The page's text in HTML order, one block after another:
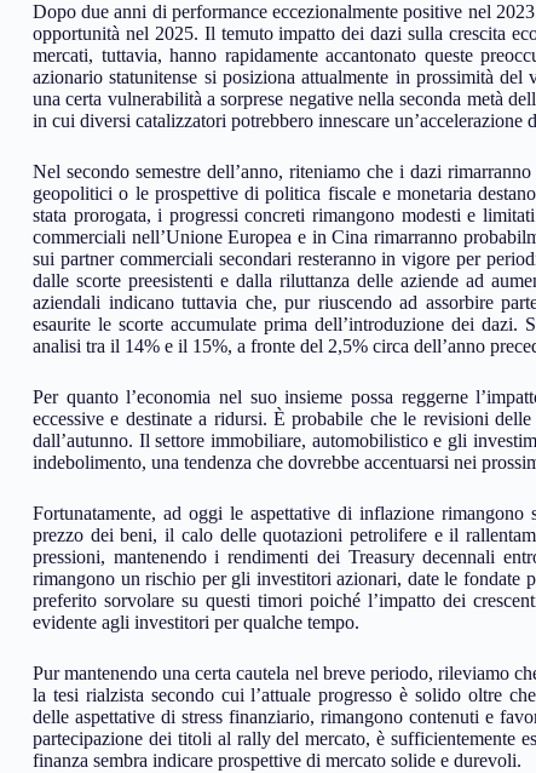
Dopo due anni di performance eccezionalmente positive nel
opportunità nel 2025. Il temuto impatto dei dazi sulla crescita
mercati, tuttavia, hanno rapidamente accantonato queste
azionario statunitense si posiziona attualmente in prossimità
una certa vulnerabilità a sorprese negative nella seconda metà
in cui diversi catalizzatori potrebbero innescare
Nel secondo semestre dell’anno, riteniamo che i dazi
geopolitici o le prospettive di politica fiscale e monetaria
stata prorogata, i progressi concreti rimangono modesti e
commerciali nell’Unione Europea e in Cina rimarranno
sui partner commerciali secondari resteranno in vigore per
dalle scorte preesistenti e dalla riluttanza delle aziende ad
aziendali indicano tuttavia che, pur riuscendo ad assorbire
esaurite le scorte accumulate prima dell’introduzione dei
analisi tra il 14% e il 15%, a fronte del 2,5% circa dell’anno
Per quanto l’economia nel suo insieme possa reggerne
eccessive e destinate a ridursi. È probabile che le revisioni
dall’autunno. Il settore immobiliare, automobilistico e gli
indebolimento, una tendenza che dovrebbe accentuarsi nei
Fortunatamente, ad oggi le aspettative di inflazione
prezzo dei beni, il calo delle quotazioni petrolifere e il
pressioni, mantenendo i rendimenti dei Treasury decennali
rimangono un rischio per gli investitori azionari, date le fondate
preferito sorvolare su questi timori poiché l’impatto dei
evidente agli investitori per qualche tempo.
Pur mantenendo una certa cautela nel breve periodo, rileviamo
la tesi rialzista secondo cui l’attuale progresso è solido oltre
delle aspettative di stress finanziario, rimangono contenuti e
partecipazione dei titoli al rally del mercato, è sufficientemente
finanza sembra indicare prospettive di mercato solide e durevoli.